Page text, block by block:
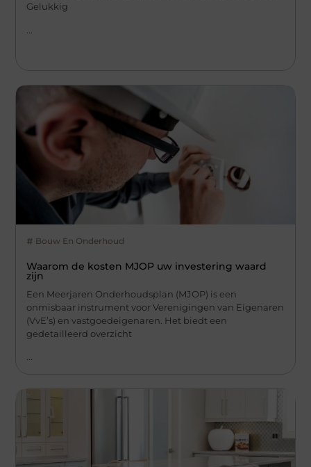
Gelukkig
Bouw En Onderhoud
Waarom de kosten MJOP uw investering waard
zijn
Een Meerjaren Onderhoudsplan (MJOP) is een
onmisbaar instrument voor Verenigingen van Eigenaren
(VvE’s) en vastgoedeigenaren. Het biedt een
gedetailleerd overzicht